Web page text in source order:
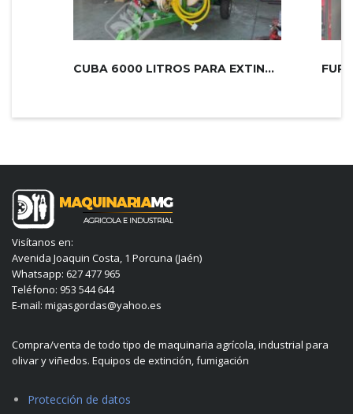
CUBA 6000 LITROS PARA EXTINCIÓN DE...
Visítanos en:
Avenida Joaquin Costa, 1 Porcuna (Jaén)
Whatsapp: 627 477 965
Teléfono: 953 544 644
E-mail: migasgordas@yahoo.es
Compra/venta de todo tipo de maquinaria agrícola, industrial para
olivar y viñedos. Equipos de extinción, fumigación
Protección de datos